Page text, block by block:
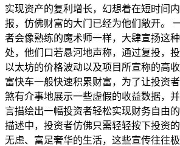
实现资产的复利增长，幻想着在短时间
报，仿佛财富的大门已经为他们敞开。
者会像熟练的魔术师一样，大肆宣扬这
处，他们口若悬河地声称，通过复投，
以太坊的价格波动以及项目所宣称的高
富快车一般快速积累财富，为了让投资
煞有介事地展示一些虚假的收益数据，
言描绘出一幅投资者轻松实现财务自由
描述中，投资者仿佛只需轻轻按下投资
无虑、富足奢华的生活，这些宣传往往